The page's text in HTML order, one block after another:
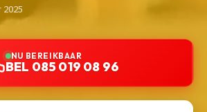
NU BEREIKBAAR
BEL 085 019 08 96